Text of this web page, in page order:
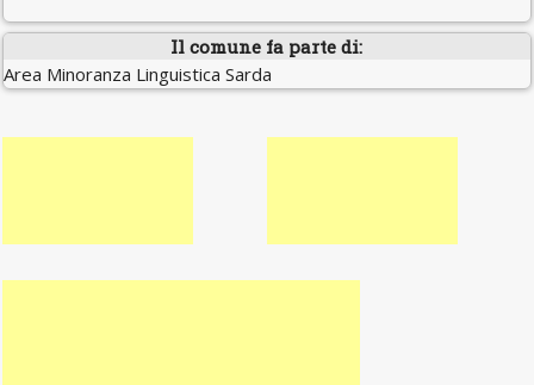
Il comune fa parte di:
Area Minoranza Linguistica Sarda